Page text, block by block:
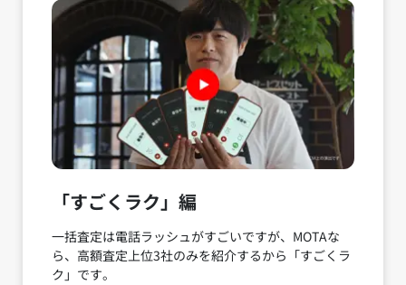
「すごくラク」編
一括査定は電話ラッシュがすごいですが、MOTAな
ら、高額査定上位3社のみを紹介するから「すごくラ
ク」です。